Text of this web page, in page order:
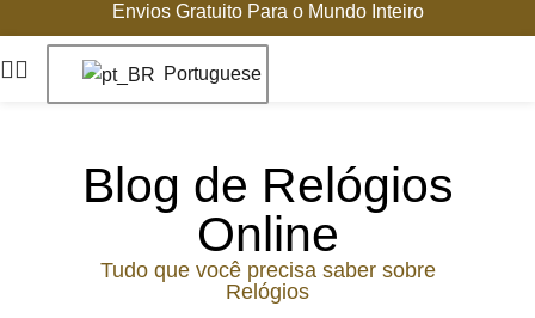
Envios Gratuito Para o Mundo Inteiro
Portuguese
Blog de Relógios
Online
Tudo que você precisa saber sobre
Relógios